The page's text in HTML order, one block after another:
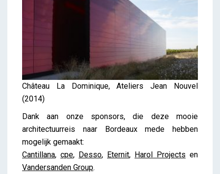
Château La Dominique, Ateliers Jean Nouvel
(2014)
Dank aan onze sponsors, die deze mooie
architectuurreis naar Bordeaux mede hebben
mogelijk gemaakt:
Cantillana, cpe, Desso, Eternit, Harol Projects en
Vandersanden Group.